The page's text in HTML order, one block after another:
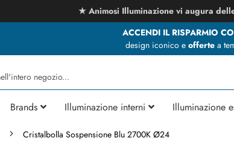
★ Animosi Illuminazione vi augura
ACCENDI IL RISPARMIO
design iconico e offertea
Brands Illuminazione interni Illuminazione
Cristalbolla Sospensione Blu 2700K Ø24